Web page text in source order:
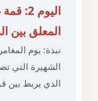
المعلق بين
نبذة: يوم
الشهيرة التي
الذي يربط بين